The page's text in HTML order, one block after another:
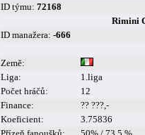
ID týmu: 72168
Rimini
ID manažera: -666
Země:
Liga:
1.liga
Počet hráčů:
12
Finance:
?? ???,-
Koeficient:
3.75836